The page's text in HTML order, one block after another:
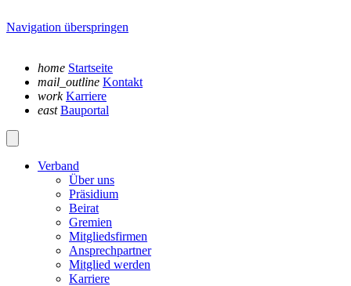
Navigation überspringen
home Startseite
mail_outline Kontakt
work Karriere
east Bauportal
Verband
Über uns
Präsidium
Beirat
Gremien
Mitgliedsfirmen
Ansprechpartner
Mitglied werden
Karriere